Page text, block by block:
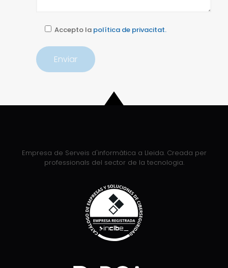
Accepto la política de privacitat.
Empresa de Serveis d'informàtica a Lleida. Creada per
professionals del sector de la tecnologia.